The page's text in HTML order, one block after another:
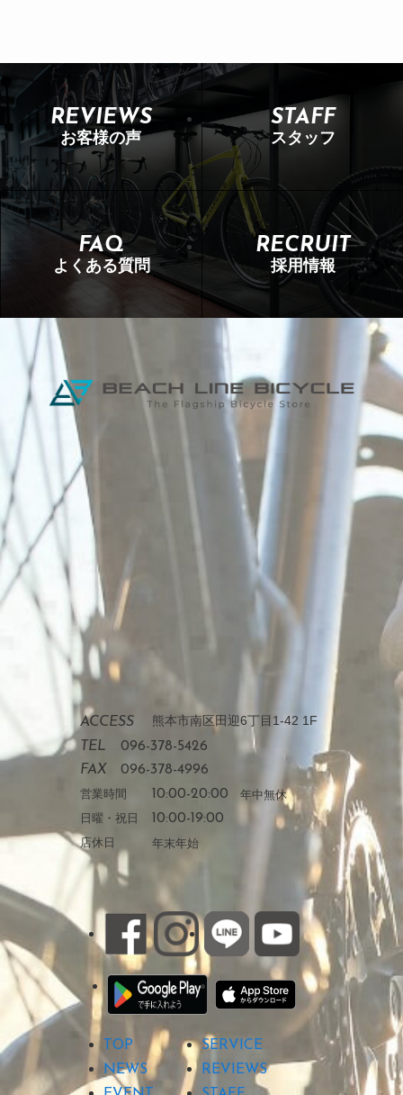
REVIEWS
お客様の声
STAFF
スタッフ
FAQ
よくある質問
RECRUIT
採用情報
ACCESS 熊本市南区田迎6丁目1-42 1F
TEL
096-378-5426
FAX
096-378-4996
営業時間 10:00-20:00 年中無休
日曜・祝日
10:00-19:00
店休日 年末年始
TOP
SERVICE
NEWS
REVIEWS